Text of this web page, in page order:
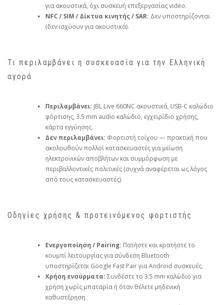
για ακουστικά, όχι συσκευή επεξεργασίας video.
NFC / SIM / Δίκτυα κινητής / SAR: Δεν υποστηρίζονται
(δεν ισχύουν για ακουστικά).
Τι περιλαμβάνει η συσκευασία για την Ελληνική
αγορά
Περιλαμβάνει: JBL Live 660NC ακουστικά, USB‑C καλώδιο
φόρτισης, 3.5 mm audio καλώδιο, εγχειρίδιο χρήσης,
κάρτα εγγύησης.
Δεν περιλαμβάνει: Φορτιστή τοίχου — πρακτική που
ακολουθούν πολλοί κατασκευαστές για μείωση
ηλεκτρονικών αποβλήτων και συμμόρφωση με
περιβαλλοντικές πολιτικές (συχνά αναφέρεται ως λόγος
από τους κατασκευαστές).
Οδηγίες χρήσης & προτεινόμενος φορτιστής
Ενεργοποίηση / Pairing: Πατήστε και κρατήστε το
κουμπί λειτουργίας για σύνδεση Bluetooth·
υποστηρίζεται Google Fast Pair για Android συσκευές.
Χρήση ενσύρματα: Συνδέστε το 3.5 mm καλώδιο για
χρήση χωρίς μπαταρία ή όταν θέλετε μηδενική
καθυστέρηση.